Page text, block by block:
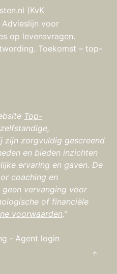
(KvK
Advieslijn voor
op levensvragen.
Toekomst – top-
Top-
zijn zorgvuldig gescreend
en bieden inzichten
ervaring en gaven. De
coaching en
vervanging voor
of financiële
voorwaarden.”
‐ Agent login